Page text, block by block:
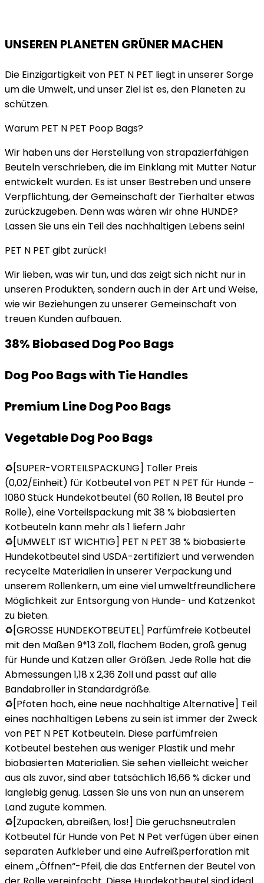
UNSEREN PLANETEN GRÜNER MACHEN
Die Einzigartigkeit von PET N PET liegt in unserer Sorge
um die Umwelt, und unser Ziel ist es, den Planeten zu
schützen.
Warum PET N PET Poop Bags?
Wir haben uns der Herstellung von strapazierfähigen
Beuteln verschrieben, die im Einklang mit Mutter Natur
entwickelt wurden. Es ist unser Bestreben und unsere
Verpflichtung, der Gemeinschaft der Tierhalter etwas
zurückzugeben. Denn was wären wir ohne HUNDE?
Lassen Sie uns ein Teil des nachhaltigen Lebens sein!
PET N PET gibt zurück!
Wir lieben, was wir tun, und das zeigt sich nicht nur in
unseren Produkten, sondern auch in der Art und Weise,
wie wir Beziehungen zu unserer Gemeinschaft von
treuen Kunden aufbauen.
38% Biobased Dog Poo Bags
Dog Poo Bags with Tie Handles
Premium Line Dog Poo Bags
Vegetable Dog Poo Bags
♻️[SUPER-VORTEILSPACKUNG] Toller Preis
(0,02/Einheit) für Kotbeutel von PET N PET für Hunde –
1080 Stück Hundekotbeutel (60 Rollen, 18 Beutel pro
Rolle), eine Vorteilspackung mit 38 % biobasierten
Kotbeuteln kann mehr als 1 liefern Jahr
♻️[UMWELT IST WICHTIG] PET N PET 38 % biobasierte
Hundekotbeutel sind USDA-zertifiziert und verwenden
recycelte Materialien in unserer Verpackung und
unserem Rollenkern, um eine viel umweltfreundlichere
Möglichkeit zur Entsorgung von Hunde- und Katzenkot
zu bieten.
♻️[GROSSE HUNDEKOTBEUTEL] Parfümfreie Kotbeutel
mit den Maßen 9*13 Zoll, flachem Boden, groß genug
für Hunde und Katzen aller Größen. Jede Rolle hat die
Abmessungen 1,18 x 2,36 Zoll und passt auf alle
Bandabroller in Standardgröße.
♻️[Pfoten hoch, eine neue nachhaltige Alternative] Teil
eines nachhaltigen Lebens zu sein ist immer der Zweck
von PET N PET Kotbeuteln. Diese parfümfreien
Kotbeutel bestehen aus weniger Plastik und mehr
biobasierten Materialien. Sie sehen vielleicht weicher
aus als zuvor, sind aber tatsächlich 16,66 % dicker und
langlebig genug. Lassen Sie uns von nun an unserem
Land zugute kommen.
♻️[Zupacken, abreißen, los!] Die geruchsneutralen
Kotbeutel für Hunde von Pet N Pet verfügen über einen
separaten Aufkleber und eine Aufreißperforation mit
einem „Öffnen“-Pfeil, die das Entfernen der Beutel von